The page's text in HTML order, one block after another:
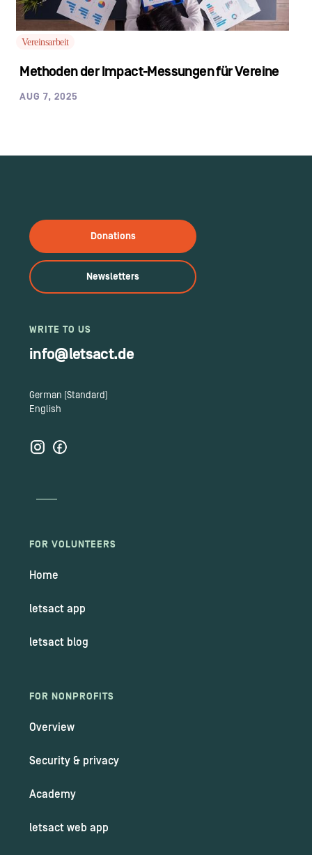
Vereinsarbeit
Methoden der Impact-Messungen für Vereine
AUG 7, 2025
Donations
Newsletters
WRITE TO US
info@letsact.de
German (Standard)
English
FOR VOLUNTEERS
Home
letsact app
letsact blog
FOR NONPROFITS
Overview
Security & privacy
Academy
letsact web app